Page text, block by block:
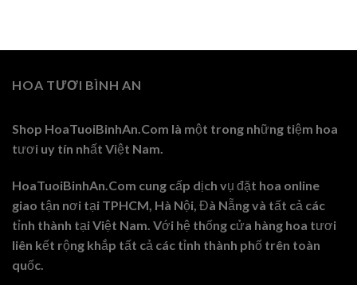
HOA TƯƠI BÌNH AN
Shop HoaTuoiBinhAn.Com là một trong những tiệm hoa
tươi uy tín nhất Việt Nam.
HoaTuoiBinhAn.Com cung cấp dịch vụ đặt hoa online
giao tận nơi tại TPHCM, Hà Nội, Đà Nẵng và tất cả các
tỉnh thành tại Việt Nam. Với hệ thống cửa hàng hoa tươi
liên kết rộng khắp tất cả các tỉnh thành phố trên toàn
quốc.